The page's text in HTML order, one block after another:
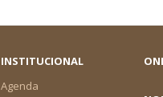
INSTITUCIONAL
Agenda